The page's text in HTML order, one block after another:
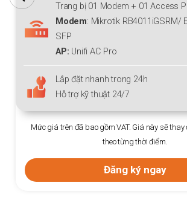
Trang bị 01 Modem + 01 Access
Modem: Mikrotik RB4011iGSRM/
SFP
AP: Unifi AC Pro
Lắp đặt nhanh trong 24h
Hỗ trợ kỹ thuật 24/7
Mức giá trên đã bao gồm VAT. Giá này sẽ thay
theo từng thời điểm.
Đăng ký ngay